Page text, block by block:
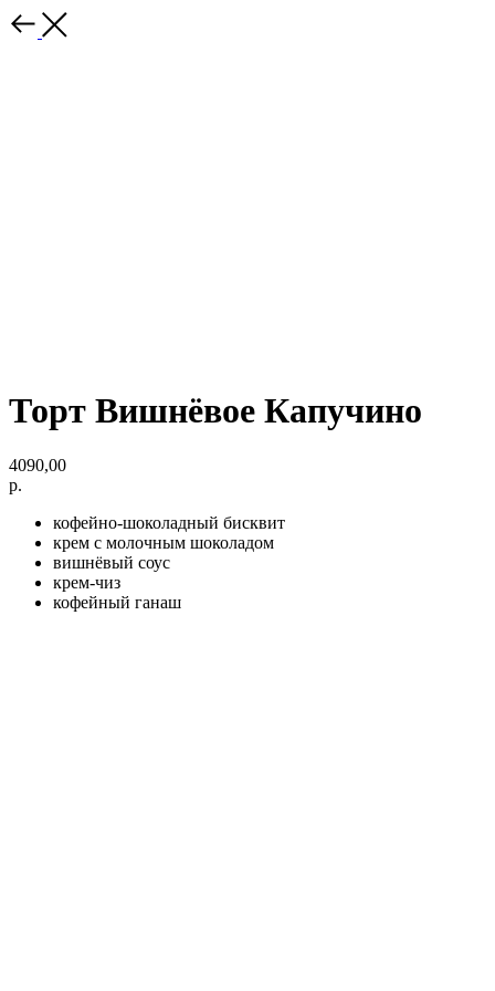
Торт Вишнёвое Капучино
4090,00
р.
кофейно-шоколадный бисквит
крем с молочным шоколадом
вишнёвый соус
крем-чиз
кофейный ганаш